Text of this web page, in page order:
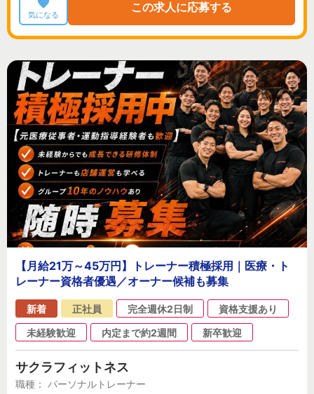
気になる
この求人に応募する
【月給21万～45万円】トレーナー積極採用｜医療・ト
レーナー資格者優遇／オーナー候補も募集
新着 正社員 完全週休2日制
資格支援あり
未経験歓迎
内定まで約2週間 新卒歓迎
サクラフィットネス
職種： パーソナルトレーナー